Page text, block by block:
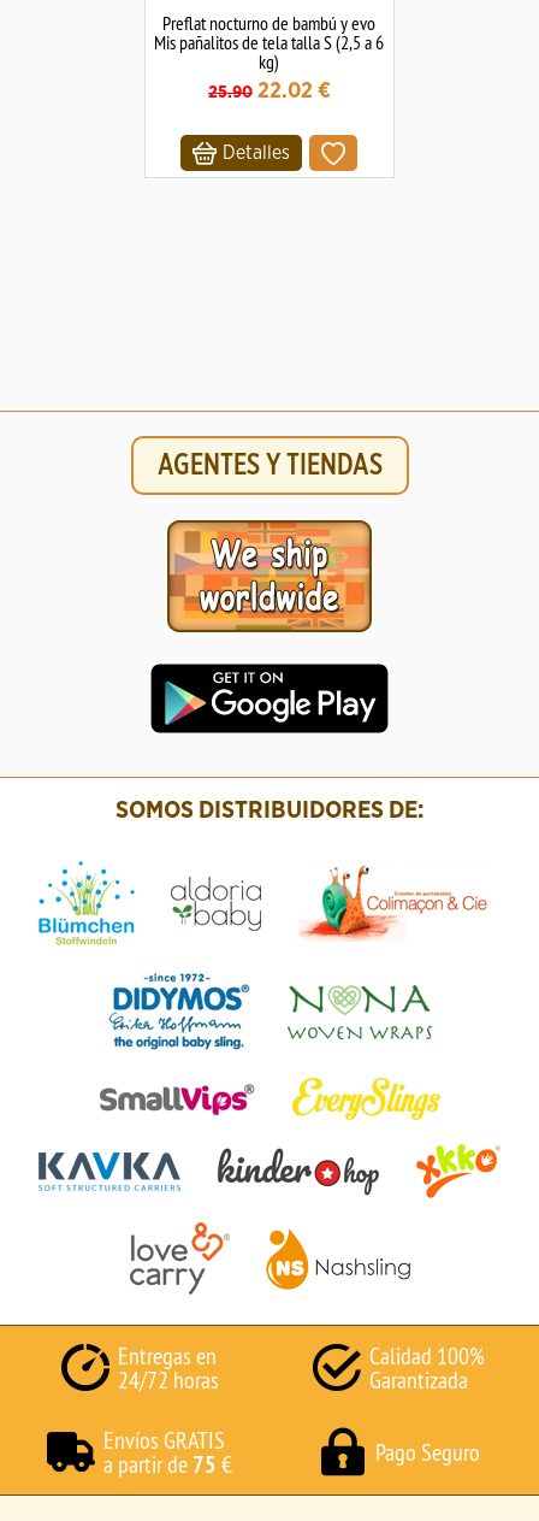
Preflat nocturno de bambú y evo
Mis pañalitos de tela talla S (2,5 a 6
kg)
25.90 22.02 €
Detalles
AGENTES Y TIENDAS
SOMOS DISTRIBUIDORES DE:
Entregas en
24/72 horas
Calidad 100%
Garantizada
Envíos GRATIS
a partir de 75 € Pago Seguro